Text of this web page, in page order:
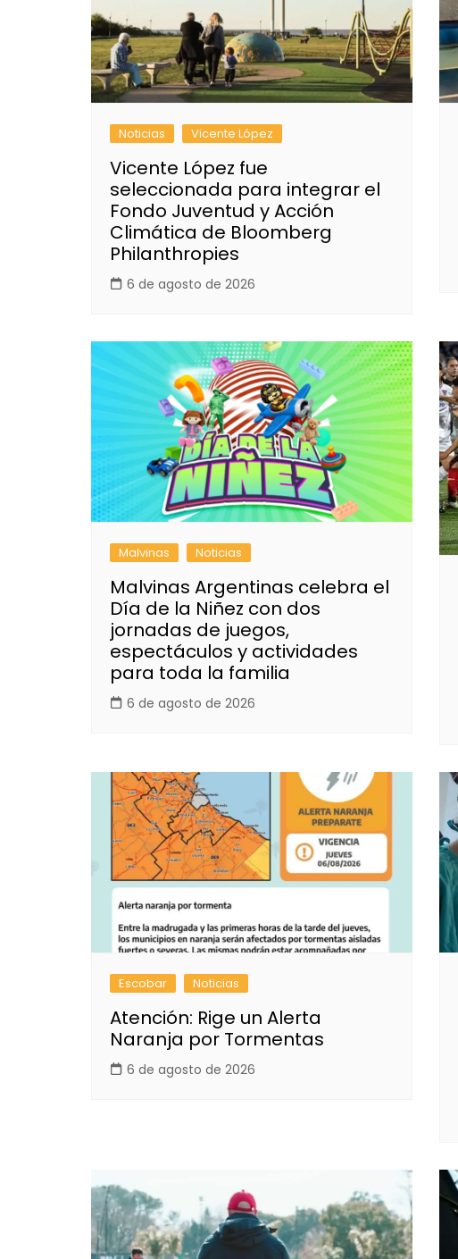
Noticias Vicente López
Vicente López fue
seleccionada para integrar el
Fondo Juventud y Acción
Climática de Bloomberg
Philanthropies
6 de agosto de 2026
Malvinas Noticias
Malvinas Argentinas celebra el
Día de la Niñez con dos
jornadas de juegos,
espectáculos y actividades
para toda la familia
6 de agosto de 2026
Escobar Noticias
Atención: Rige un Alerta
Naranja por Tormentas
6 de agosto de 2026